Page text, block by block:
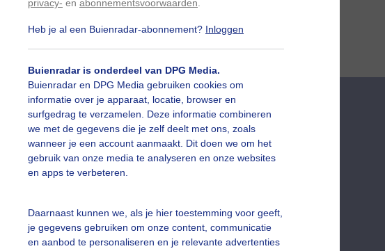
privacy- en abonnementsvoorwaarden
Heb je al een Buienradar-abonnement? Inloggen
Buienradar is onderdeel van DPG Media.
Buienradar en DPG Media gebruiken cookies om
informatie over je apparaat, locatie, browser en
surfgedrag te verzamelen. Deze informatie combineren
we met de gegevens die je zelf deelt met ons, zoals
wanneer je een account aanmaakt. Dit doen we om het
gebruik van onze media te analyseren en onze websites
en apps te verbeteren.
Daarnaast kunnen we, als je hier toestemming voor geeft,
je gegevens gebruiken om onze content, communicatie
en aanbod te personaliseren en je relevante advertenties
#maan #mensen #mist
#opklaringen
#regenwolken #schapen
#strand #strandbedjes #terras
vragen
Mijn weer
De Bilt
Gebruik je Safari en wil je niet elke dag deze pop-up
Klikhierom dit aan te passen